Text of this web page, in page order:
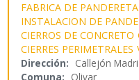
FABRICA DE
INSTALACION DE
CIERROS DE CONCRETO
CIERRES PERIMETRALES
Dirección: Callejón
Comuna: Olivar